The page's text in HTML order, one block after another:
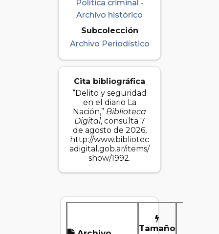
Política criminal -
Archivo histórico
Subcolección
Archivo Periodístico
Cita bibliográfica
“Delito y seguridad
en el diario La
Nación,” Biblioteca
Digital, consulta 7
de agosto de 2026,
http://www.bibliotec
adigital.gob.ar/items/
show/1992.
Tamaño